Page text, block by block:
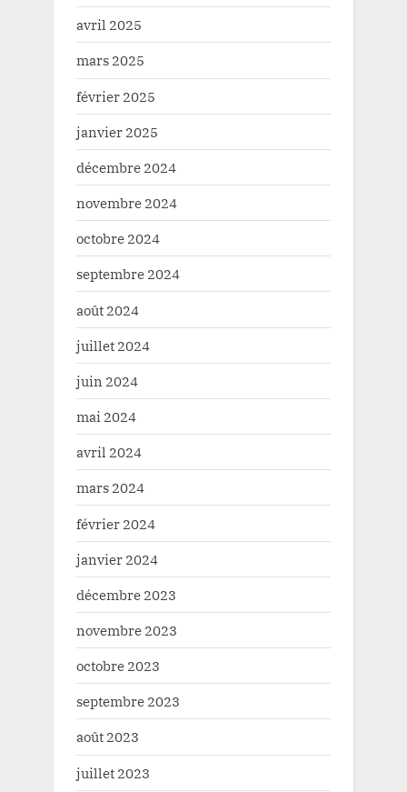
avril 2025
mars 2025
février 2025
janvier 2025
décembre 2024
novembre 2024
octobre 2024
septembre 2024
août 2024
juillet 2024
juin 2024
mai 2024
avril 2024
mars 2024
février 2024
janvier 2024
décembre 2023
novembre 2023
octobre 2023
septembre 2023
août 2023
juillet 2023